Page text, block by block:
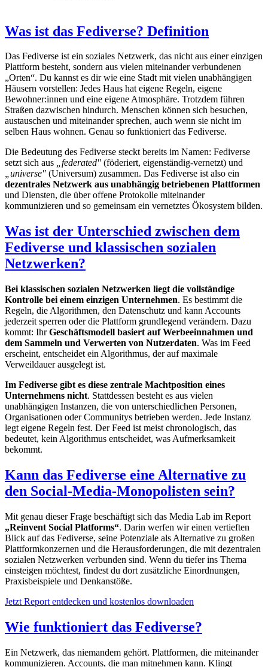
Was ist das Fediverse? Definition
Das Fediverse ist ein soziales Netzwerk, das nicht aus einer einzigen
Plattform besteht, sondern aus vielen miteinander verbundenen
„Orten“. Du kannst es dir wie eine Stadt mit vielen unabhängigen
Häusern vorstellen: Jedes Haus hat eigene Regeln, eigene
Bewohner:innen und eine eigene Atmosphäre. Trotzdem führen
Straßen dazwischen hindurch. Menschen können sich besuchen,
austauschen und miteinander sprechen, auch wenn sie nicht im
selben Haus wohnen. Genau so funktioniert das Fediverse.
Die Bedeutung des Fediverse steckt bereits im Namen: Fediverse
setzt sich aus „federated" (föderiert, eigenständig-vernetzt) und
„universe" (Universum) zusammen. Das Fediverse ist also ein
dezentrales Netzwerk aus unabhängig betriebenen Plattformen
und Diensten, die über offene Protokolle miteinander
kommunizieren und so gemeinsam ein vernetztes Ökosystem bilden.
Was ist der Unterschied zwischen dem
Fediverse und klassischen sozialen
Netzwerken?
Bei klassischen sozialen Netzwerken liegt die vollständige
Kontrolle bei einem einzigen Unternehmen. Es bestimmt die
Regeln, die Algorithmen, den Datenschutz und kann Accounts
jederzeit sperren oder die Plattform grundlegend verändern. Dazu
kommt: IhrGeschäftsmodell basiert auf Werbeeinnahmen und
dem Sammeln und Verwerten von Nutzerdaten. Was im Feed
erscheint, entscheidet ein Algorithmus, der auf maximale
Verweildauer ausgelegt ist.
Im Fediverse gibt es diese zentrale Machtposition eines
Unternehmens nicht. Stattdessen besteht es aus vielen
unabhängigen Instanzen, die von unterschiedlichen Personen,
Organisationen oder Communitys betrieben werden. Jede Instanz
legt eigene Regeln fest. Der Feed ist meist chronologisch, das
bedeutet, kein Algorithmus entscheidet, was Aufmerksamkeit
bekommt.
Kann das Fediverse eine Alternative zu
den Social-Media-Monopolisten sein?
Mit genau dieser Frage beschäftigt sich das Media Lab im Report
„Reinvent Social Platforms“. Darin werfen wir einen vertieften
Blick auf das Fediverse, seine Potenziale als Alternative zu großen
Plattformkonzernen und die Herausforderungen, die mit dezentralen
sozialen Netzwerken verbunden sind. Wenn du tiefer ins Thema
einsteigen möchtest, findest du dort zusätzliche Einordnungen,
Praxisbeispiele und Denkanstöße.
Jetzt Report entdecken und kostenlos downloaden
Wie funktioniert das Fediverse?
Ein Netzwerk, das niemandem gehört. Plattformen, die miteinander
kommunizieren. Accounts, die man mitnehmen kann. Klingt